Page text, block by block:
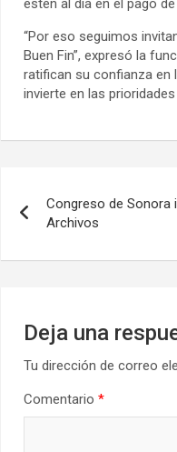
estén al día en el pago
“Por eso seguimos
Buen Fin”, expresó la
ratifican su confianza en
invierte en las
de
entradas
Congreso de Sonora
Archivos
Deja una
Tu dirección de correo
Comentario *